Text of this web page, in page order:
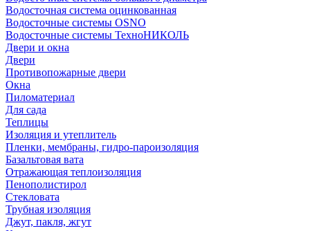
Водосточная система оцинкованная
Водосточные системы OSNO
Водосточные системы ТехноНИКОЛЬ
Двери и окна
Двери
Противопожарные двери
Окна
Пиломатериал
Для сада
Теплицы
Изоляция и утеплитель
Пленки, мембраны, гидро-пароизоляция
Базальтовая вата
Отражающая теплоизоляция
Пенополистирол
Стекловата
Трубная изоляция
Джут, пакля, жгут